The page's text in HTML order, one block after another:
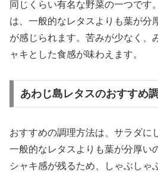
同じくらい有名な野菜の一つです
は、一般的なレタスよりも葉が分
が感じられます。苦みが少なく、
ャキとした食感が味わえます。
あわじ島レタスのおすすめ
おすすめの調理方法は、サラダに
一般的なレタスよりも葉が分厚い
シャキ感が残るため、しゃぶしゃ